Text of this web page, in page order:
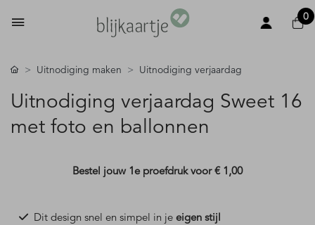
0
Uitnodiging maken Uitnodiging verjaardag
Uitnodiging verjaardag Sweet 16
met foto en ballonnen
Bestel jouw 1e proefdruk voor€ 1,00
Dit design snel en simpel in je eigen stijl